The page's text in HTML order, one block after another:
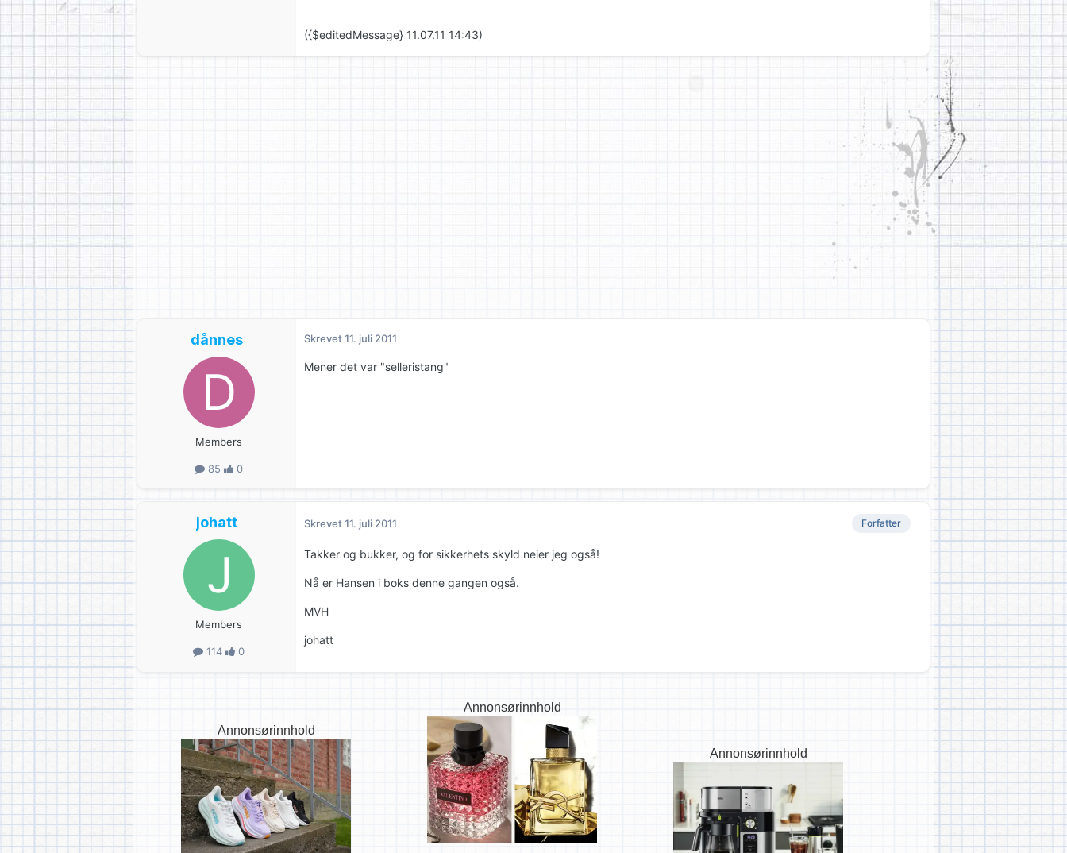
({$editedMessage} 11.07.11 14:43)
dånnes
Members
85 0
Skrevet11. juli 2011
Mener det var "selleristang"
johatt
Members
114 0
Forfatter
Skrevet11. juli 2011
Takker og bukker, og for sikkerhets skyld neier jeg også!
Nå er Hansen i boks denne gangen også.
MVH
johatt
Annonsørinnhold
Annonsørinnhold
Annonsørinnhold